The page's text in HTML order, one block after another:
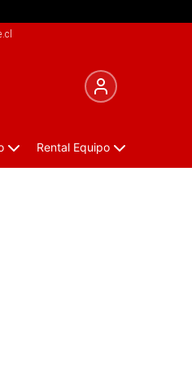
Rental Equipo